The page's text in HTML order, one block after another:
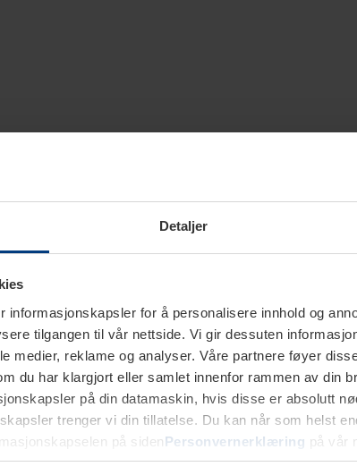
Detaljer
informasjonskapsler for å personalisere innhold og
tilgangen til vår nettside. Vi gir dessuten
medier, reklame og analyser. Våre partnere føyer
du har klargjort eller samlet innenfor rammen av din
på din datamaskin, hvis disse er absolutt
trenger vi din tillatelse. Du kan når som helst
på sidenPersonvernerklæring på vår